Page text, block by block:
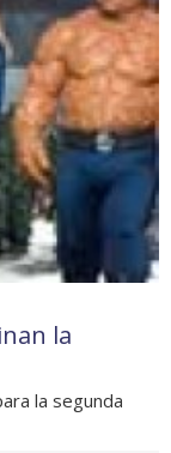
la
la segunda